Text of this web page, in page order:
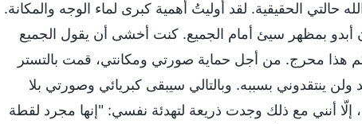
حالتي الحقيقية. لقد أوليتُ أهمية كبرى لماء الوجه والمكانة.
بمظهر سيئ أمام الجميع. كنت أخشى أن يقول الجميع
هذا محرج. من أجل حماية صورتي ومكانتي، قمت بالتستر
ينتقدوني بسببه. وبالتالي سيبقى كبريائي وصورتي بلا
أنني مع ذلك وجدت ذريعة لتهدئة نفسي: "إنها مجرد لقطة